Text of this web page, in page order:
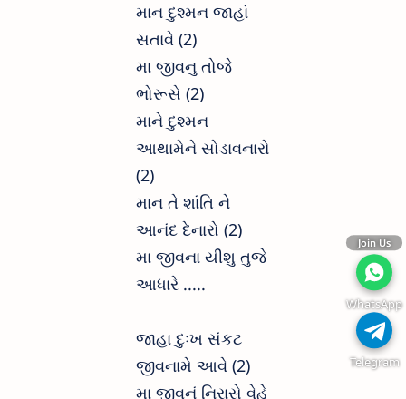
માન દુશ્મન જાહાં
સતાવે (2)
મા જીવનુ તોજે
ભોરૂસે (2)
માને દુશ્મન
આથામેને સોડાવનારો
(2)
માન તે શાંતિ ને
આનંદ દેનારો (2)
મા જીવના યીશુ તુજે
આધારે .....
જાહા દુઃખ સંકટ
જીવનામે આવે (2)
મા જીવનું નિરાસે વેહે
Join Us
WhatsApp
Telegram